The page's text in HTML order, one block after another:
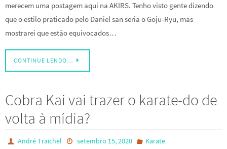
merecem uma postagem aqui na AKIRS. Tenho visto gente dizendo
que o estilo praticado pelo Daniel san seria o Goju-Ryu, mas
mostrarei que estão equivocados…
CONTINUE LENDO…
Cobra Kai vai trazer o karate-do de
volta à mídia?
André Traichel setembro 15, 2020
Karate